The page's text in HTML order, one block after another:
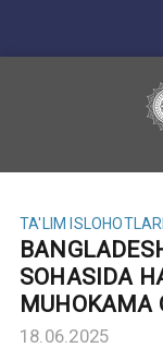
TA'LIM
SOHASIDA
MUHOKAMA
18.06.2025